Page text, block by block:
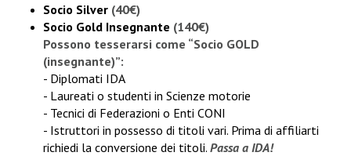
Socio Silver (40€)
Socio Gold Insegnante (140€)
Possono tesserarsi come “Socio GOLD
(insegnante)”:
- Diplomati IDA
- Laureati o studenti in Scienze motorie
- Tecnici di Federazioni o Enti CONI
- Istruttori in possesso di titoli vari. Prima di affiliarti
richiedi la conversione dei titoli. Passa a IDA!